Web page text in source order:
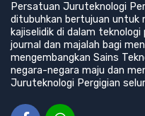
Persatuan Juruteknologi
ditubuhkan bertujuan untuk
kajiselidik di dalam
journal dan majalah bagi
mengembangkan Sains
negara-negara maju dan
Juruteknologi Pergigian